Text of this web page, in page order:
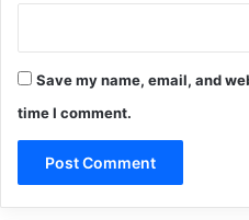
Save my name, email, and
time I comment.